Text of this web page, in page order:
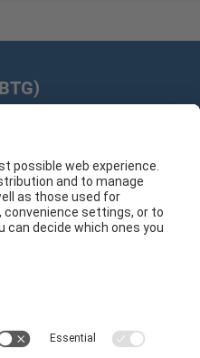
München